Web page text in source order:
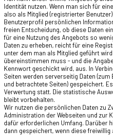
Identität nutzen. Wenn man sich für
also als Mitglied (registrierter
Benutzerprofil persönlichen
freien Entscheidung, ob diese Daten
für eine Nutzung des Angebots so
Daten zu erheben, reicht für eine
unter dem man als Mitglied geführt
übereinstimmen muss - und die
Kennwort geschickt wird, aus. In
Seiten werden serverseitig Daten
und betrachtete Seiten) gespeichert.
Verwertung statt. Die statistische
bleibt vorbehalten.
Wir nutzen die persönlichen Daten zu
Administration der Webseiten und zur
dafür erforderlichen Umfang. Darüber
dann gespeichert, wenn diese freiwillig